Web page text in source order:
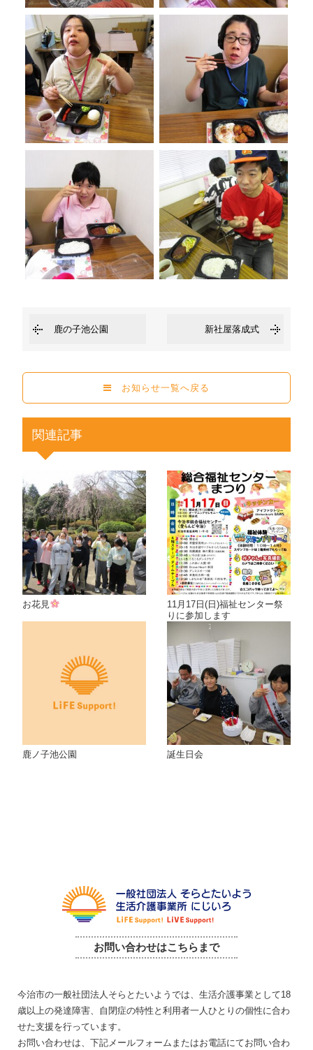
鹿の子池公園 新社屋落成式
お知らせ一覧へ戻る
関連記事
お花見
11月17日(日)福祉センター祭
りに参加します
鹿ノ子池公園 誕生日会
お問い合わせはこちらまで
今治市の一般社団法人そらとたいようでは、生活介護事業として18
歳以上の発達障害、自閉症の特性と利用者一人ひとりの個性に合わ
せた支援を行っています。
お問い合わせは、下記メールフォームまたはお電話にてお問い合わ